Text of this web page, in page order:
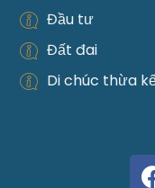
Đầu tư
Đất đai
Di chúc thừa